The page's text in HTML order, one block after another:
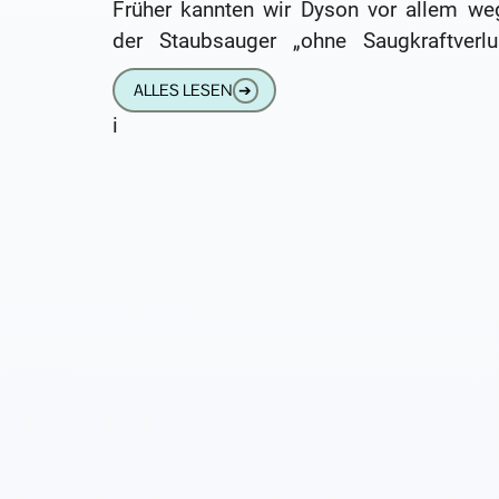
Früher kannten wir Dyson vor allem
der Staubsauger „ohne
Heute bietet das Unternehmen
Haushaltsgeräten über
ALLES LESEN ➔
i